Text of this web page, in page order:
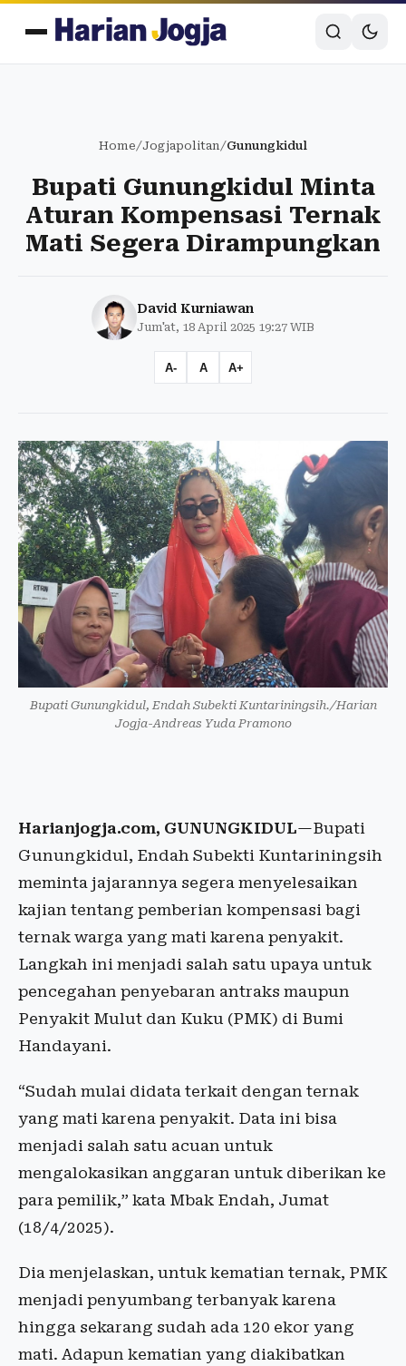
Home/Jogjapolitan/Gunungkidul
Bupati Gunungkidul Minta
Aturan Kompensasi Ternak
Mati Segera Dirampungkan
David Kurniawan
Jum'at, 18 April 2025 19:27 WIB
A- A A+
Bupati Gunungkidul, Endah Subekti Kuntariningsih./Harian
Jogja-Andreas Yuda Pramono
Harianjogja.com, GUNUNGKIDUL—Bupati
Gunungkidul, Endah Subekti Kuntariningsih
meminta jajarannya segera menyelesaikan
kajian tentang pemberian kompensasi bagi
ternak warga yang mati karena penyakit.
Langkah ini menjadi salah satu upaya untuk
pencegahan penyebaran antraks maupun
Penyakit Mulut dan Kuku (PMK) di Bumi
Handayani.
“Sudah mulai didata terkait dengan ternak
yang mati karena penyakit. Data ini bisa
menjadi salah satu acuan untuk
mengalokasikan anggaran untuk diberikan ke
para pemilik,” kata Mbak Endah, Jumat
(18/4/2025).
Dia menjelaskan, untuk kematian ternak, PMK
menjadi penyumbang terbanyak karena
hingga sekarang sudah ada 120 ekor yang
mati. Adapun kematian yang diakibatkan